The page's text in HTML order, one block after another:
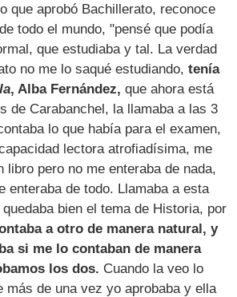
que aprobó Bachillerato, reconoce
todo el mundo, "pensé que podía
que estudiaba y tal. La verdad
no me lo saqué estudiando,tenía
, Alba Fernández, que ahora está
de Carabanchel, la llamaba a las 3
lo que había para el examen,
lectora atrofiadísima, me
libro pero no me enteraba de nada,
enteraba de todo. Llamaba a esta
bien el tema de Historia, por
a otro de manera natural, y
si me lo contaban de manera
los dos. Cuando la veo lo
más de una vez yo aprobaba y ella